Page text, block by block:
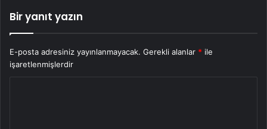
Bir yanıt yazın
E-posta adresiniz yayınlanmayacak. Gerekli alanlar * ile
işaretlenmişlerdir